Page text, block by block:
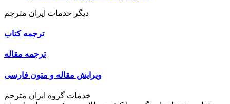
دیگر خدمات ایران مترجم
ترجمه کتاب
ترجمه مقاله
ویرایش مقاله و متون فارسی
خدمات گروه ایران مترجم